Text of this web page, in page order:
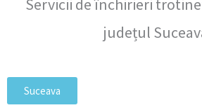
Servicii de închirieri
județul
Suceava